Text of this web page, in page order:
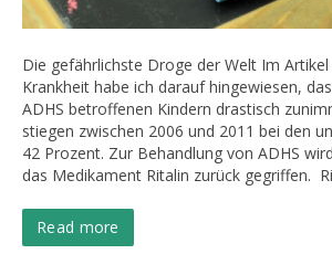
Die gefährlichste Droge der Welt Im Artikel
Krankheit habe ich darauf hingewiesen,
ADHS betroffenen Kindern drastisch
stiegen zwischen 2006 und 2011 bei den
42 Prozent. Zur Behandlung von ADHS
das Medikament Ritalin zurück gegriffen.
Read more